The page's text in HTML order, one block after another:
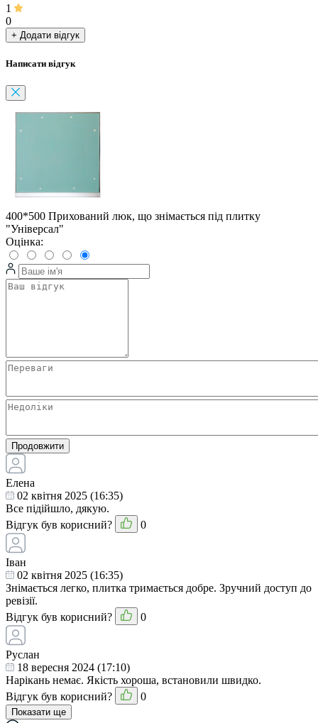
1
0
+ Додати відгук
Написати відгук
400*500 Прихований люк, що знімається під плитку
"Універсал"
Оцінка:
Продовжити
Елена
02 квітня 2025 (16:35)
Все підійшло, дякую.
Відгук був корисний?
0
Іван
02 квітня 2025 (16:35)
Знімається легко, плитка тримається добре. Зручний доступ до
ревізії.
Відгук був корисний?
0
Руслан
18 вересня 2024 (17:10)
Нарікань немає. Якість хороша, встановили швидко.
Відгук був корисний?
0
Показати ще